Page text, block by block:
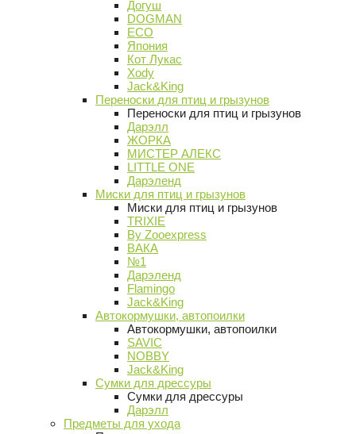
Догуш
DOGMAN
ECO
Япония
Кот Лукас
Xody
Jack&King
Переноски для птиц и грызунов
Переноски для птиц и грызунов
Дарэлл
ЖОРКА
МИСТЕР АЛЕКС
LITTLE ONE
Дарэленд
Миски для птиц и грызунов
Миски для птиц и грызунов
TRIXIE
By Zooexpress
ВАКА
№1
Дарэленд
Flamingo
Jack&King
Автокормушки, автопоилки
Автокормушки, автопоилки
SAVIC
NOBBY
Jack&King
Сумки для дрессуры
Сумки для дрессуры
Дарэлл
Предметы для ухода